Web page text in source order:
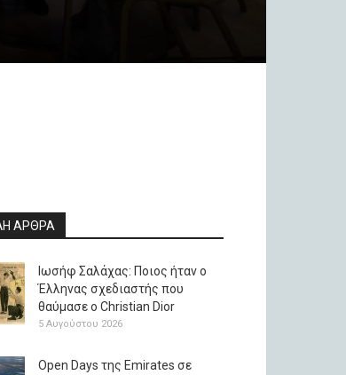
ΑΡΘΡΑ
Ιωσήφ Σαλάχας: Ποιος ήταν ο
Έλληνας σχεδιαστής που
θαύμασε ο Christian Dior
5 Αυγούστου 2026
Open Days της Emirates σε